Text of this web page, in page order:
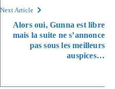
Next Article
Alors oui, Gunna est libre
mais la suite ne s’annonce
pas sous les meilleurs
auspices…